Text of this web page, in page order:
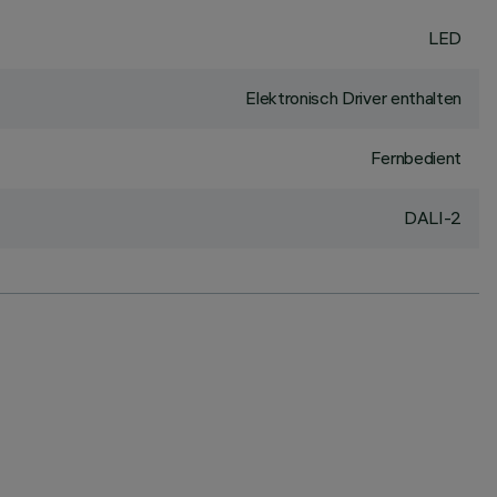
LED
Elektronisch Driver enthalten
Fernbedient
DALI-2